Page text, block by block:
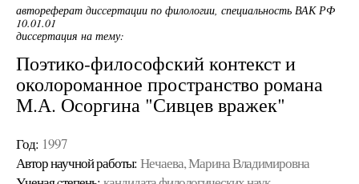
автореферат диссертации по филологии, специальность ВАК РФ
10.01.01
диссертация на тему:
Поэтико-философский контекст и
околороманное пространство романа
М.А. Осоргина "Сивцев вражек"
Год: 1997
Автор научной работы: Нечаева, Марина Владимировна